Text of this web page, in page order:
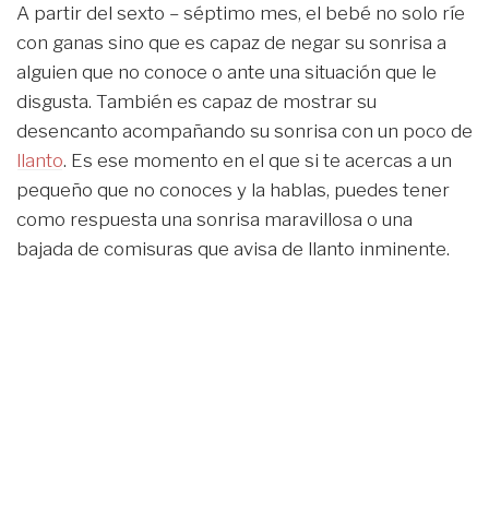
A partir del sexto – séptimo mes, el bebé no solo ríe
con ganas sino que es capaz de negar su sonrisa a
alguien que no conoce o ante una situación que le
disgusta. También es capaz de mostrar su
desencanto acompañando su sonrisa con un poco de
llanto. Es ese momento en el que si te acercas a un
pequeño que no conoces y la hablas, puedes tener
como respuesta una sonrisa maravillosa o una
bajada de comisuras que avisa de llanto inminente.